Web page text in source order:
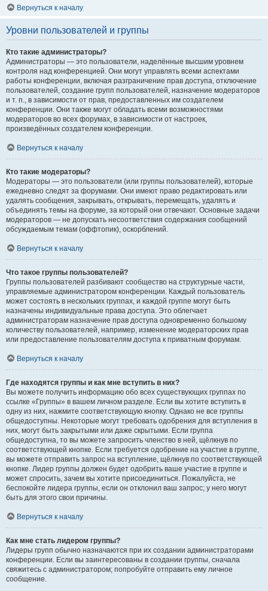
Вернуться к началу
Уровни пользователей и группы
Кто такие администраторы?
Администраторы — это пользователи, наделённые высшим уровнем
контроля над конференцией. Они могут управлять всеми аспектами
работы конференции, включая разграничение прав доступа, отключение
пользователей, создание групп пользователей, назначение модераторов
и т. п., в зависимости от прав, предоставленных им создателем
конференции. Они также могут обладать всеми возможностями
модераторов во всех форумах, в зависимости от настроек,
произведённых создателем конференции.
Вернуться к началу
Кто такие модераторы?
Модераторы — это пользователи (или группы пользователей), которые
ежедневно следят за форумами. Они имеют право редактировать или
удалять сообщения, закрывать, открывать, перемещать, удалять и
объединять темы на форуме, за который они отвечают. Основные задачи
модераторов — не допускать несоответствия содержания сообщений
обсуждаемым темам (оффтопик), оскорблений.
Вернуться к началу
Что такое группы пользователей?
Группы пользователей разбивают сообщество на структурные части,
управляемые администратором конференции. Каждый пользователь
может состоять в нескольких группах, и каждой группе могут быть
назначены индивидуальные права доступа. Это облегчает
администраторам назначение прав доступа одновременно большому
количеству пользователей, например, изменение модераторских прав
или предоставление пользователям доступа к приватным форумам.
Вернуться к началу
Где находятся группы и как мне вступить в них?
Вы можете получить информацию обо всех существующих группах по
ссылке «Группы» в вашем личном разделе. Если вы хотите вступить в
одну из них, нажмите соответствующую кнопку. Однако не все группы
общедоступны. Некоторые могут требовать одобрения для вступления в
них, могут быть закрытыми или даже скрытыми. Если группа
общедоступна, то вы можете запросить членство в ней, щёлкнув по
соответствующей кнопке. Если требуется одобрение на участие в группе,
вы можете отправить запрос на вступление, щёлкнув по соответствующей
кнопке. Лидер группы должен будет одобрить ваше участие в группе и
может спросить, зачем вы хотите присоединиться. Пожалуйста, не
беспокойте лидера группы, если он отклонил ваш запрос; у него могут
быть для этого свои причины.
Вернуться к началу
Как мне стать лидером группы?
Лидеры групп обычно назначаются при их создании администраторами
конференции. Если вы заинтересованы в создании группы, сначала
свяжитесь с администратором; попробуйте отправить ему личное
сообщение.